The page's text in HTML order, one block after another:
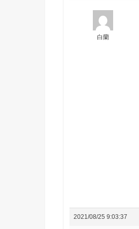
白蘭
2021/08/25 9:03:37